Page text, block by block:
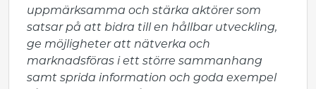
uppmärksamma och stärka aktörer som
satsar på att bidra till en hållbar utveckling,
ge möjligheter att nätverka och
marknadsföras i ett större sammanhang
samt sprida information och goda exempel